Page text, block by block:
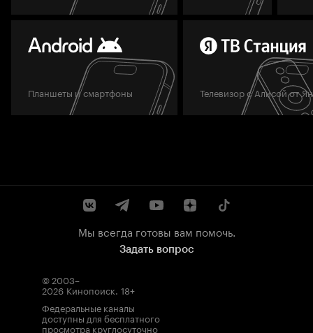
Планшеты и смартфоны Телевизор с Алисой от
Мы всегда готовы вам помочь.
Задать вопрос
© 2003–
2026 Кинопоиск. 18+
Федеральные каналы
доступны для бесплатного
просмотра круглосуточно